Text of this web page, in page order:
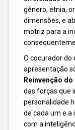
gênero, etnia,
dimensões, e
motriz para a
O cocurador do
apresentação
Reinvenção do
das forças que
personalidade
de cada um e a
com a